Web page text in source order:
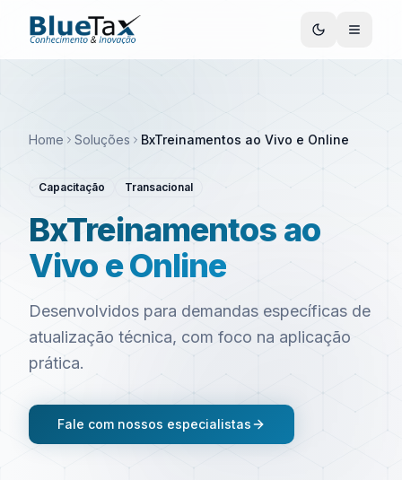
Home Soluções BxTreinamentos ao Vivo e Online
Capacitação Transacional
BxTreinamentos ao
Vivo e Online
Desenvolvidos para demandas específicas de
atualização técnica, com foco na aplicação
prática.
Fale com nossos especialistas